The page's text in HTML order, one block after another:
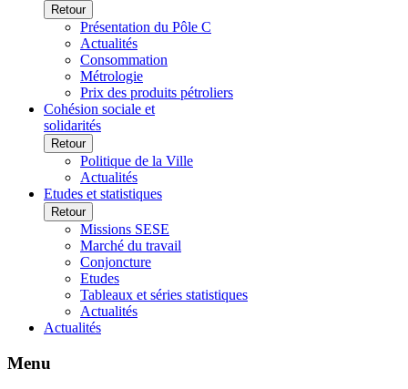
Retour
Présentation du Pôle C
Actualités
Consommation
Métrologie
Prix des produits pétroliers
Cohésion sociale et
solidarités
Retour
Politique de la Ville
Actualités
Etudes et statistiques
Retour
Missions SESE
Marché du travail
Conjoncture
Etudes
Tableaux et séries statistiques
Actualités
Actualités
Menu